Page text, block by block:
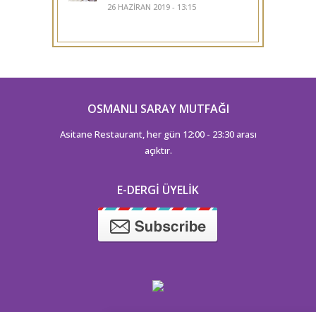
26 HAZIRAN 2019 - 13:15
OSMANLI SARAY MUTFAĞI
Asitane Restaurant, her gün 12:00 - 23:30 arası
açıktır.
E-DERGI ÜYELIK